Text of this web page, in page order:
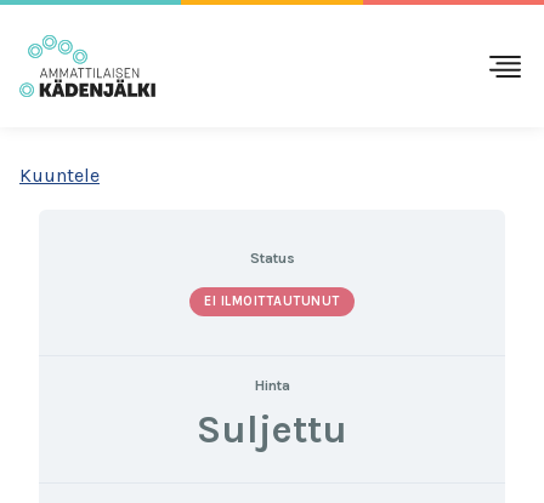
Kuuntele
Status
EI ILMOITTAUTUNUT
Hinta
Suljettu